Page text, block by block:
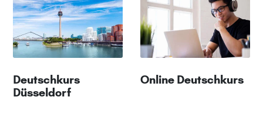
Deutschkurs
Düsseldorf
Online Deutschkurs